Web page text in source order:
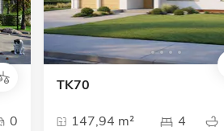
0
TK70
147,94 m² 4